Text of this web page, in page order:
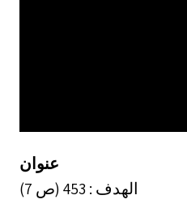
عنوان
الهدف : 453 (ص 7)